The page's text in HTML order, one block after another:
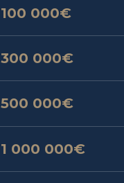
100 000€
300 000€
500 000€
1 000 000€